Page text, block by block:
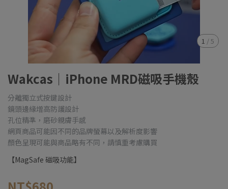
1 /5
Wakcas｜iPhone MRD磁吸手機殼
分離獨立式按鍵設計
鏡頭邊緣增高防護設計
孔位精準，磨砂親膚手感
網頁商品可能因不同的品牌螢幕以及解析度影響
顏色呈現可能與商品略有不同，請慎重考慮購買
【MagSafe 磁吸功能】